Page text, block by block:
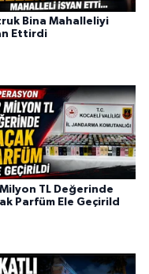
Bina Mahalleliyi
Ettirdi
TL Değerinde
Parfüm Ele Geçirild